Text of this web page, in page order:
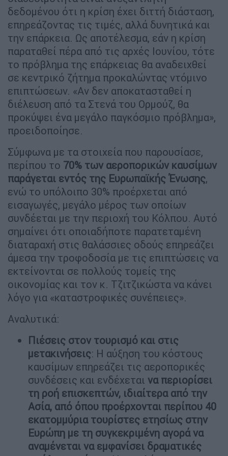
δεδομένου ότι η κρίση έχει διττή διάσταση,
επηρεάζοντας τις τιμές, αλλά δυνητικά και
την επάρκεια. Ως αποτέλεσμα, εάν η κρίση
παραταθεί πέρα από τις αρχές Ιουνίου, τότε
το πρόβλημα της επάρκειας θα αναδειχθεί
σε κεντρικό ζήτημα προκαλώντας ντόμινο
επιπτώσεων. «Αν δεν αποκατασταθεί η
διέλευση από τα Στενά του Ορμούζ, θα
προκύψει ένα μεγάλο παγκόσμιο πρόβλημα»,
προειδοποίησε.
Σύμφωνα με τα στοιχεία που παρουσίασε,
περίπου το 70% των αεροπορικών καυσίμων
παράγεται εντός της Ευρωπαϊκής Ένωσης,
ενώ το υπόλοιπο 30% προέρχεται από
εισαγωγές, μεγάλο μέρος των οποίων
συνδέεται με την περιοχή του Κόλπου. Αυτό
σημαίνει ότι οποιαδήποτε παρατεταμένη
διαταραχή στις θαλάσσιες οδούς επηρεάζει
άμεσα την τροφοδοσία με τις επιπτώσεις να
εκτείνονται σε πολλούς τομείς της
οικονομίας και τον κ. Τζιτζικώστα να κάνει
λόγο για «καταστροφικές συνέπειες».
Αναλυτικά:
Πιέσεις στον τουρισμό και στις
μετακινήσεις: Η αύξηση του κόστους
καυσίμων επηρεάζει τις αεροπορικές
συνδέσεις και ενδέχεται να περιορίσει
τη ροή επισκεπτών, ιδιαίτερα από την
Ασία, από όπου προέρχονται περίπου 40
εκατομμύρια τουρίστες ετησίως στην
Ευρώπη με τη συγκεκριμένη αγορά να
αναμένεται να εμφανίσει δραματικές